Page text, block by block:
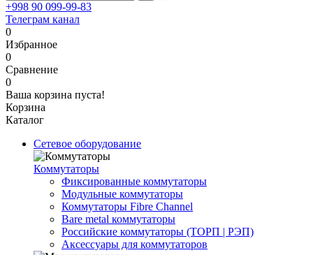
+998 90 099-99-83
Телеграм канал
0
Избранное
0
Сравнение
0
Ваша корзина пуста!
Корзина
Каталог
Сетевое оборудование
Коммутаторы
Фиксированные коммутаторы
Модульные коммутаторы
Коммутаторы Fibre Channel
Bare metal коммутаторы
Российские коммутаторы (ТОРП | РЭП)
Аксессуары для коммутаторов